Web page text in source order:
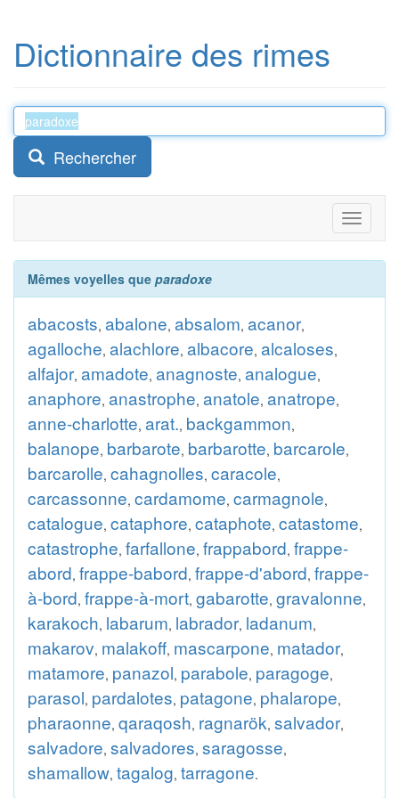
Dictionnaire des rimes
Rechercher
Toggle
Mêmes voyelles que paradoxe
abacosts, abalone, absalom, acanor,
agalloche, alachlore, albacore, alcaloses,
alfajor, amadote, anagnoste, analogue,
anaphore, anastrophe, anatole, anatrope,
anne-charlotte, arat., backgammon,
balanope, barbarote, barbarotte, barcarole,
barcarolle, cahagnolles, caracole,
carcassonne, cardamome, carmagnole,
catalogue, cataphore, cataphote, catastome,
catastrophe, farfallone, frappabord, frappe-
abord, frappe-babord, frappe-d'abord, frappe-
à-bord, frappe-à-mort, gabarotte, gravalonne,
karakoch, labarum, labrador, ladanum,
makarov, malakoff, mascarpone, matador,
matamore, panazol, parabole, paragoge,
parasol, pardalotes, patagone, phalarope,
pharaonne, qaraqosh, ragnarök, salvador,
salvadore, salvadores, saragosse,
shamallow, tagalog, tarragone.